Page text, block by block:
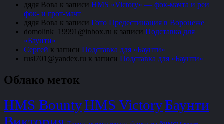
дядя Вова к записи HMS «Victory» — фок-мачта и реи
фок- и грот-мачт
дядя Вова к записи Гото Предестинация в Воронеже
domolink_19991@inbox.ru к записи Подставка для
«Баунти»
Сергей к записи Подставка для «Баунти»
rusl701@yandex.ru к записи Подставка для «Баунти»
Облако меток
HMS BountyHMS VictoryБаунти